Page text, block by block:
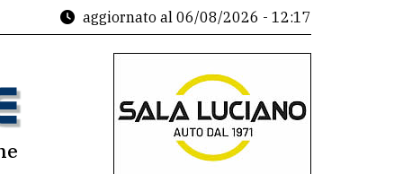
aggiornato al 06/08/2026 - 12:17